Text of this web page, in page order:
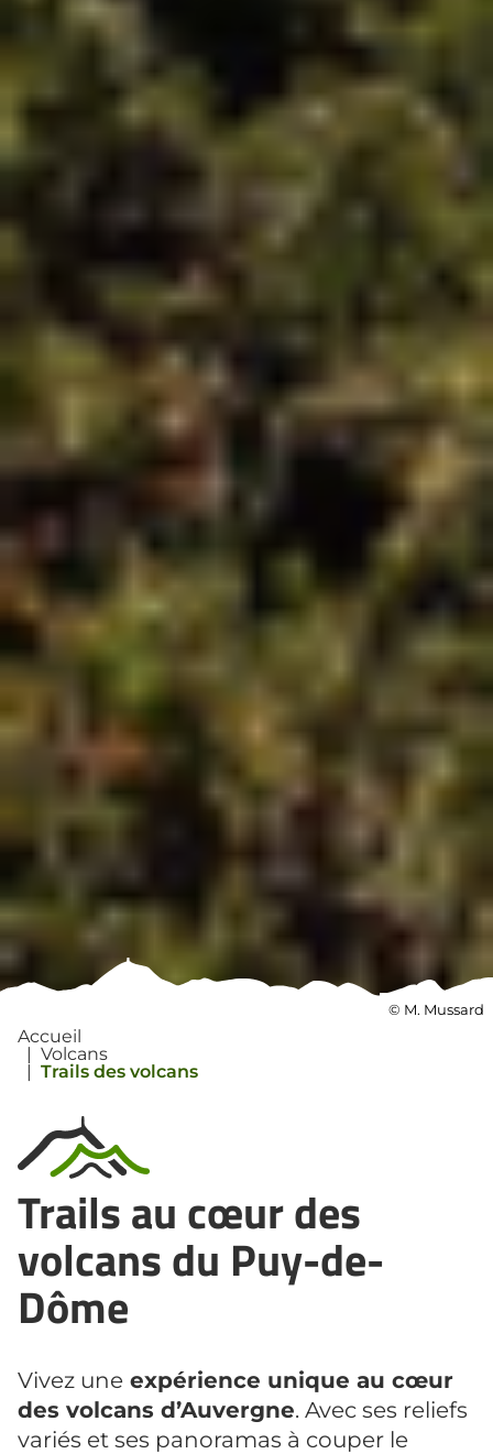
© M. Mussard
Accueil
| Volcans
| Trails des volcans
Trails au cœur des
volcans du Puy-de-
Dôme
Vivez une expérience unique au cœur
des volcans d’Auvergne. Avec ses reliefs
variés et ses panoramas à couper le